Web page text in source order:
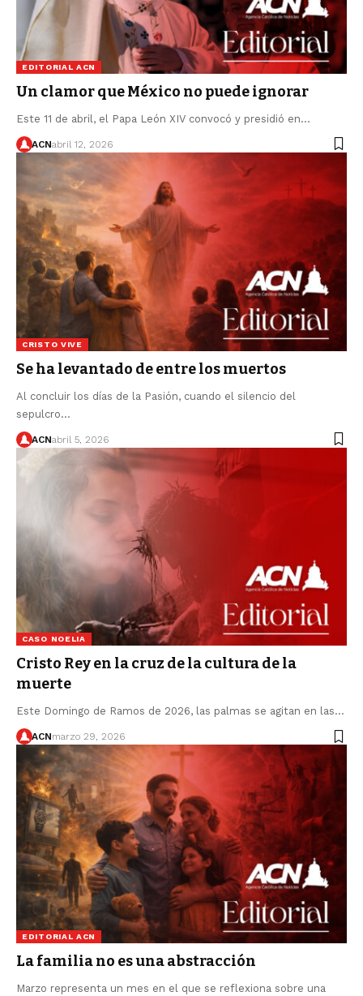
EDITORIAL ACN
Un clamor que México no puede ignorar
Este 11 de abril, el Papa León XIV convocó y presidió en…
ACNabril 12, 2026
CRISTO VIVE
Se ha levantado de entre los muertos
Al concluir los días de la Pasión, cuando el silencio del
sepulcro…
ACNabril 5, 2026
CASO NOELIA
Cristo Rey en la cruz de la cultura de la
muerte
Este Domingo de Ramos de 2026, las palmas se agitan en las…
ACNmarzo 29, 2026
EDITORIAL ACN
La familia no es una abstracción
Marzo representa un mes en el que se reflexiona sobre una